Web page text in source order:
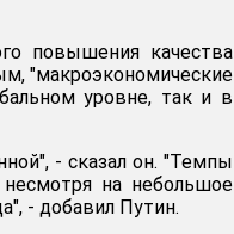
повышения качества
"макроэкономические
уровне, так и в
- сказал он. "Темпы
на небольшое
- добавил Путин.